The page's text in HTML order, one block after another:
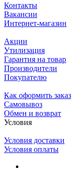
Контакты
Вакансии
Интернет-магазин
Акции
Утилизация
Гарантия на товар
Производители
Покупателю
Как оформить заказ
Самовывоз
Обмен и возврат
Условия
Условия доставки
Условия оплаты